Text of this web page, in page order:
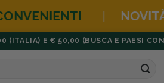
NOVITÀ HAMBURGER
(ITALIA) E € 50,00 (BUSCA E PAESI